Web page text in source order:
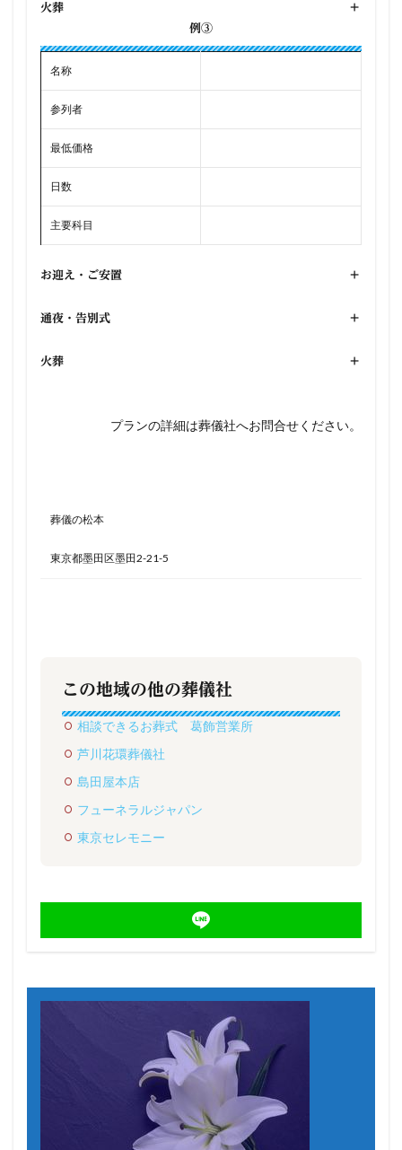
火葬
+
例③
名称
参列者
最低価格
日数
主要科目
お迎え・ご安置 +
通夜・告別式 +
火葬 +
プランの詳細は葬儀社へお問合せください。
葬儀の松本
東京都墨田区墨田2-21-5
この地域の他の葬儀社
相談できるお葬式 葛飾営業所
芦川花環葬儀社
島田屋本店
フューネラルジャパン
東京セレモニー